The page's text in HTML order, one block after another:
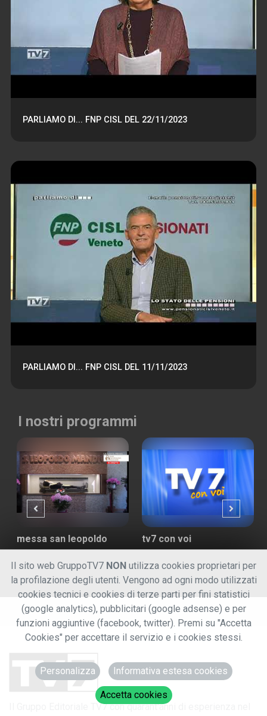
PARLIAMO DI... FNP CISL DEL 22/11/2023
PARLIAMO DI... FNP CISL DEL 11/11/2023
I nostri programmi
messa san leopoldo tv7 con voi
Il Gruppo Editoriale TV7 con quarant'anni di esperienza nel
Il sito web GruppoTV7 NON utilizza cookies proprietari per
la profilazione degli utenti. Vengono ad ogni modo utilizzati
cookies tecnici e cookies di terze parti per fini statistici
(google analytics), pubblicitari (google adsense) e per
funzioni aggiuntive (facebook, twitter). Premi su "Accetta
Cookies" per accettare il servizio e i cookies stessi.
Personalizza Informativa estesa cookies
Accetta cookies